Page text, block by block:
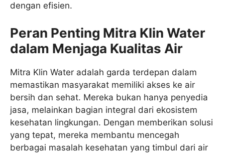
dengan efisien.
Peran Penting Mitra Klin Water
dalam Menjaga Kualitas Air
Mitra Klin Water adalah garda terdepan dalam
memastikan masyarakat memiliki akses ke air
bersih dan sehat. Mereka bukan hanya penyedia
jasa, melainkan bagian integral dari ekosistem
kesehatan lingkungan. Dengan memberikan solusi
yang tepat, mereka membantu mencegah
berbagai masalah kesehatan yang timbul dari air